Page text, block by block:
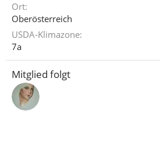
Ort
Oberösterreich
USDA-Klimazone
7a
Mitglied folgt